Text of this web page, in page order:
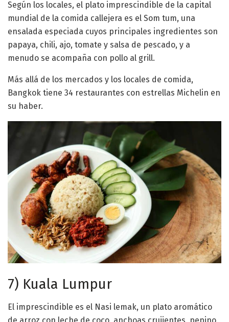
Según los locales, el plato imprescindible de la capital
mundial de la comida callejera es el Som tum, una
ensalada especiada cuyos principales ingredientes son
papaya, chili, ajo, tomate y salsa de pescado, y a
menudo se acompaña con pollo al grill.
Más allá de los mercados y los locales de comida,
Bangkok tiene 34 restaurantes con estrellas Michelin en
su haber.
7) Kuala Lumpur
El imprescindible es el Nasi lemak, un plato aromático
de arroz con leche de coco, anchoas crujientes, pepino